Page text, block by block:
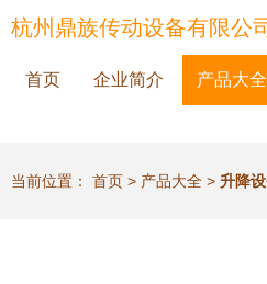
杭州鼎族传动设备有限公
首页 企业简介 产品大全
当前位置： 首页 > 产品大全 > 升降